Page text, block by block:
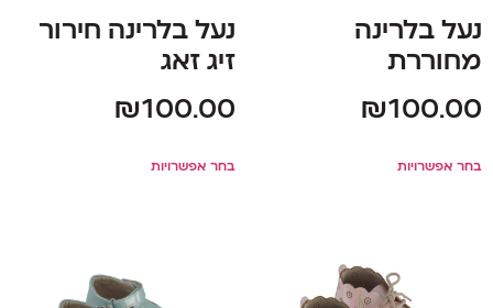
נעל בלרינה
מחוררת
₪100.00
בחר אפשרויות
נעל בלרינה חירור
זיג זאג
₪100.00
בחר אפשרויות